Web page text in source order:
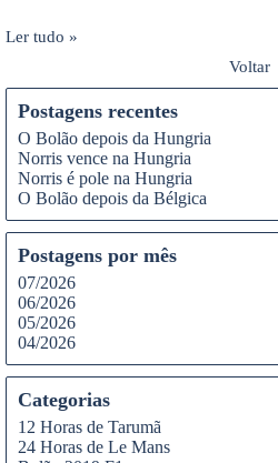
Ler tudo »
Voltar
Postagens recentes
O Bolão depois da Hungria
Norris vence na Hungria
Norris é pole na Hungria
O Bolão depois da Bélgica
Postagens por mês
07/2026
06/2026
05/2026
04/2026
Categorias
12 Horas de Tarumã
24 Horas de Le Mans